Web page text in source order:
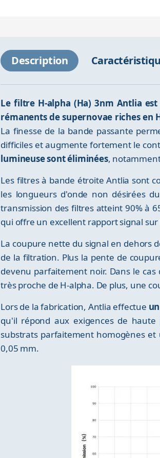
Description
Le filtre H-alpha (Ha) 3nm Antlia
rémanents de supernovae riches en
La finesse de la bande passante
difficiles et augmente fortement le
lumineuse sont éliminées,
Les filtres à bande étroite Antlia sont
les longueurs d'onde non désirées
transmission des filtres atteint 90% à
qui offre un excellent rapport signal
La coupure nette du signal en dehors
de la filtration. Plus la pente de
devenu parfaitement noir. Dans le
très proche de H-alpha. De plus, une
Lors de la fabrication, Antlia effectue
qu'il répond aux exigences de
substrats parfaitement homogènes
0,05 mm.